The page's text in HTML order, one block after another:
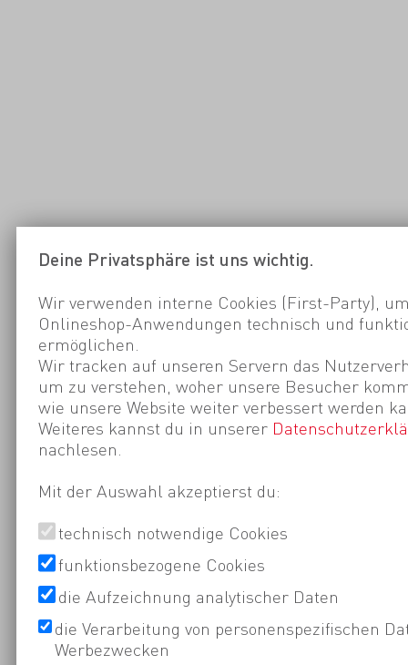
Deine Privatsphäre ist uns wichtig.
Wir verwenden interne Cookies (First-Party),
Onlineshop-Anwendungen technisch und
ermöglichen.
Wir tracken auf unseren Servern das
um zu verstehen, woher unsere Besucher
wie unsere Website weiter verbessert werden
Weiteres kannst du in unserer
nachlesen.
Mit der Auswahl akzeptierst du:
technisch notwendige Cookies
funktionsbezogene Cookies
die Aufzeichnung analytischer Daten
die Verarbeitung von personenspezifischen
Werbezwecken